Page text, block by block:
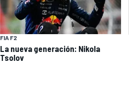
FIA F2
La nueva generación: Nikola
Tsolov